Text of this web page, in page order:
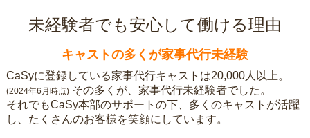
未経験者でも安心して働ける理由
キャストの多くが家事代行未経験
CaSyに登録している家事代行キャストは20,000人以上。
(2024年6月時点) その多くが、家事代行未経験者でした。
それでもCaSy本部のサポートの下、多くのキャストが活躍
し、たくさんのお客様を笑顔にしています。